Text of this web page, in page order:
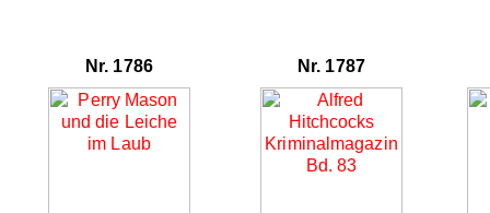
Nr. 1786 Nr. 1787